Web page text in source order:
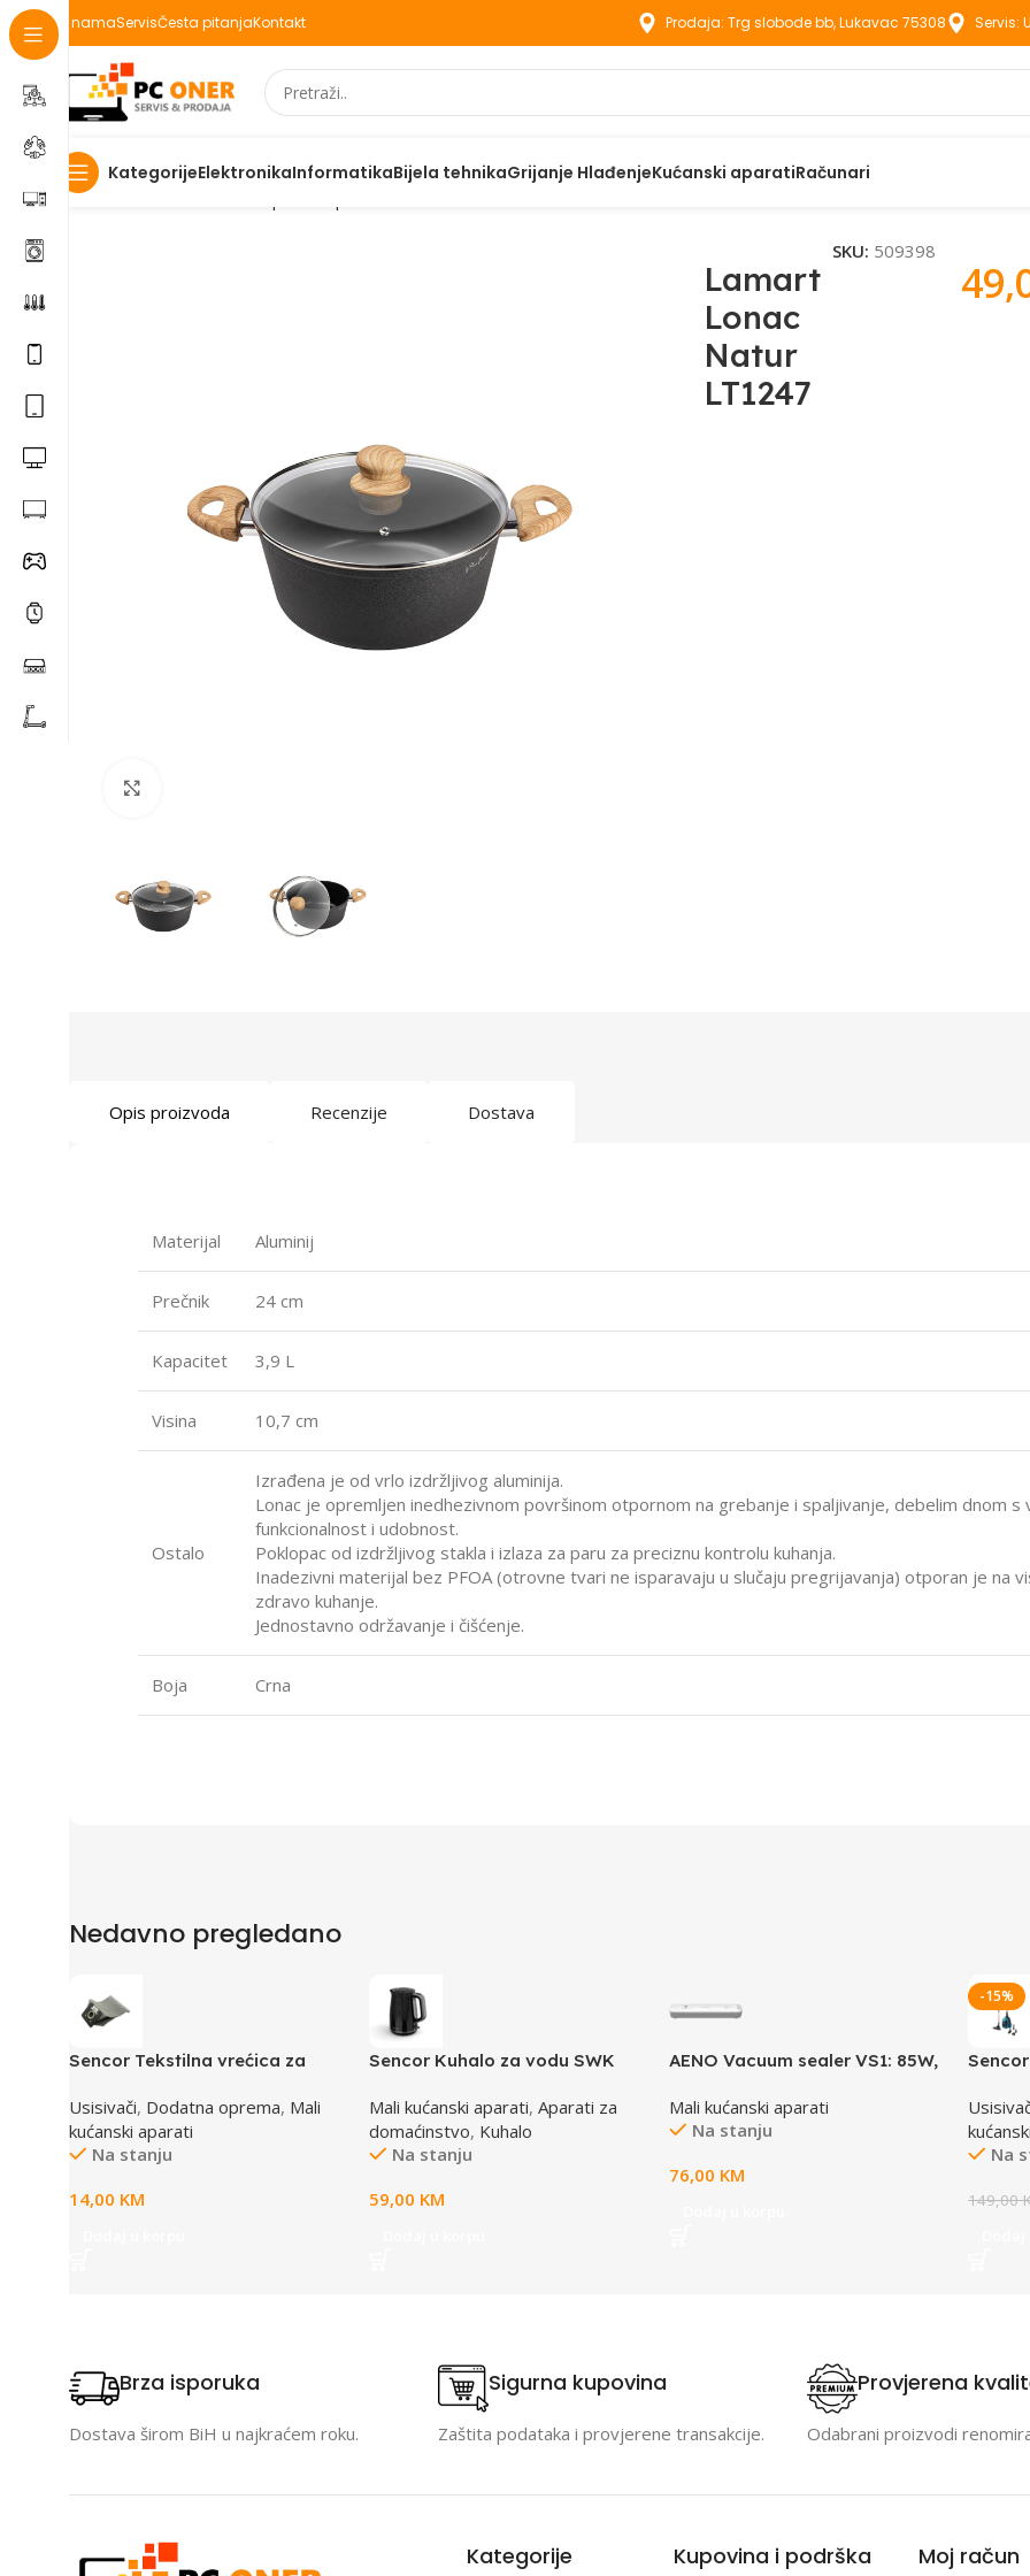
O namaServisČesta pitanjaKontakt Prodaja: Trg slobode bb, Lukavac 75308 Servis:
KategorijeElektronikaInformatikaBijela tehnikaGrijanje HlađenjeKućanski aparatiRačunari
Početna
Lamart
Lonac
Natur
LT1247
SKU: 509398
Opis proizvoda Recenzije Dostava
Materijal Aluminij
Prečnik 24 cm
Kapacitet 3,9 L
Visina 10,7 cm
Ostalo
Izrađena je od vrlo izdržljivog aluminija.
Lonac je opremljen inedhezivnom površinom otpornom na grebanje i spaljivanje, debelim dnom
funkcionalnost i udobnost.
Poklopac od izdržljivog stakla i izlaza za paru za preciznu kontrolu kuhanja.
Inadezivni materijal bez PFOA (otrovne tvari ne isparavaju u slučaju pregrijavanja) otporan je na
zdravo kuhanje.
Jednostavno održavanje i čišćenje.
Boja Crna
Nedavno pregledano
Sencor Tekstilna vrećica za
Usisivači, Dodatna oprema, Mali
kućanski aparati
Na stanju
14,00 KM
Sencor Kuhalo za vodu SWK
Mali kućanski aparati, Aparati za
domaćinstvo, Kuhalo
Na stanju
59,00 KM
AENO Vacuum sealer VS1: 85W,
Seal, Compact size, Max Pocket
Width 30 cm
Mali kućanski aparati
Na stanju
76,00 KM
-15%
Na
149,00
Brza isporuka
Dostava širom BiH u najkraćem roku.
Sigurna kupovina
Zaštita podataka i provjerene transakcije.
Provjerena
Odabrani proizvodi
Kategorije Kupovina i podrška Moj račun